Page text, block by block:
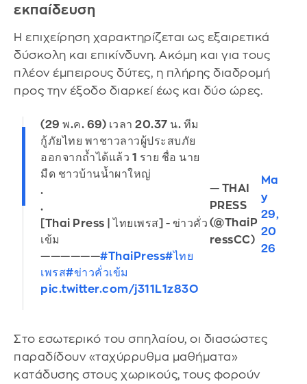
εκπαίδευση
Η επιχείρηση χαρακτηρίζεται ως εξαιρετικά
δύσκολη και επικίνδυνη. Ακόμη και για τους
πλέον έμπειρους δύτες, η πλήρης διαδρομή
προς την έξοδο διαρκεί έως και δύο ώρες.
(29 พ.ค. 69) เวลา 20.37 น. ทีม
กู้ภัยไทย พาชาวลาวผู้ประสบภัย
ออกจากถ้ำได้แล้ว 1 ราย ชื่อ นาย
มืด ชาวบ้านน้ำผาใหญ่
.
.
[Thai Press | ไทยเพรส] - ข่าวคั่ว
เข้ม
——————#ThaiPress#ไทย
เพรส#ข่าวคั่วเข้ม
pic.twitter.com/j311L1z83O
— THAI
PRESS
(@ThaiP
ressCC)
Ma
y
29,
20
26
Στο εσωτερικό του σπηλαίου, οι διασώστες
παραδίδουν «ταχύρρυθμα μαθήματα»
κατάδυσης στους χωρικούς, τους φορούν